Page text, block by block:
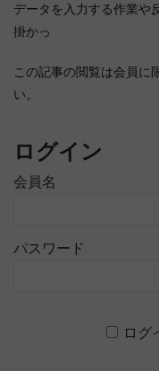
データを入力する作業や
掛かっ
この記事の閲覧は会員に
い。
ログイン
会員名
パスワード
ログ